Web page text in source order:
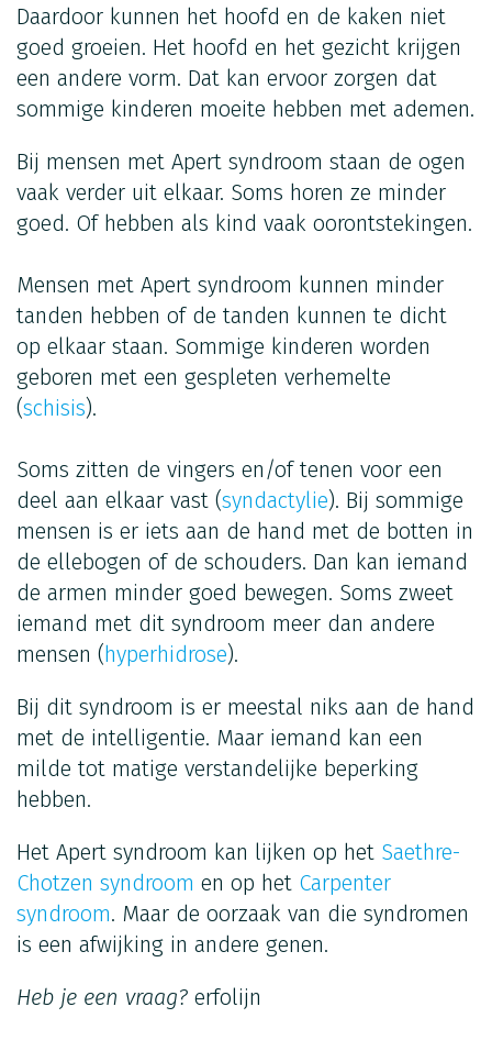
Daardoor kunnen het hoofd en de kaken niet
goed groeien. Het hoofd en het gezicht krijgen
een andere vorm. Dat kan ervoor zorgen dat
sommige kinderen moeite hebben met ademen.
Bij mensen met Apert syndroom staan de ogen
vaak verder uit elkaar. Soms horen ze minder
goed. Of hebben als kind vaak oorontstekingen.
Mensen met Apert syndroom kunnen minder
tanden hebben of de tanden kunnen te dicht
op elkaar staan. Sommige kinderen worden
geboren met een gespleten verhemelte
(schisis).
Soms zitten de vingers en/of tenen voor een
deel aan elkaar vast (syndactylie). Bij sommige
mensen is er iets aan de hand met de botten in
de ellebogen of de schouders. Dan kan iemand
de armen minder goed bewegen. Soms zweet
iemand met dit syndroom meer dan andere
mensen (hyperhidrose).
Bij dit syndroom is er meestal niks aan de hand
met de intelligentie. Maar iemand kan een
milde tot matige verstandelijke beperking
hebben.
Het Apert syndroom kan lijken op het Saethre-
Chotzen syndroom en op het Carpenter
syndroom. Maar de oorzaak van die syndromen
is een afwijking in andere genen.
Heb je een vraag? erfolijn